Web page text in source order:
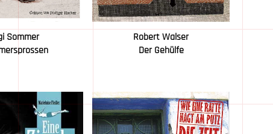
Sommer
Robert Walser
Der Gehülfe